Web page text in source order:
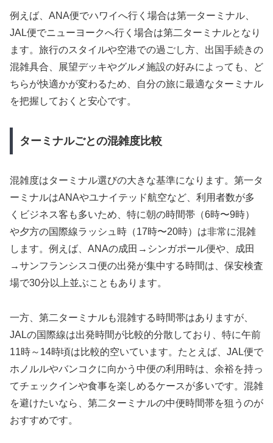
例えば、ANA便でハワイへ行く場合は第一ターミナル、
JAL便でニューヨークへ行く場合は第二ターミナルとなり
ます。旅行のスタイルや空港での過ごし方、出国手続きの
混雑具合、展望デッキやグルメ施設の好みによっても、ど
ちらが快適かが変わるため、自分の旅に最適なターミナル
を把握しておくと安心です。
ターミナルごとの混雑度比較
混雑度はターミナル選びの大きな基準になります。第一タ
ーミナルはANAやユナイテッド航空など、利用者数が多
くビジネス客も多いため、特に朝の時間帯（6時〜9時）
や夕方の国際線ラッシュ時（17時〜20時）は非常に混雑
します。例えば、ANAの成田→シンガポール便や、成田
→サンフランシスコ便の出発が集中する時間は、保安検査
場で30分以上並ぶこともあります。
一方、第二ターミナルも混雑する時間帯はありますが、
JALの国際線は出発時間が比較的分散しており、特に午前
11時～14時頃は比較的空いています。たとえば、JAL便で
ホノルルやバンコクに向かう中便の利用時は、余裕を持っ
てチェックインや食事を楽しめるケースが多いです。混雑
を避けたいなら、第二ターミナルの中便時間帯を狙うのが
おすすめです。